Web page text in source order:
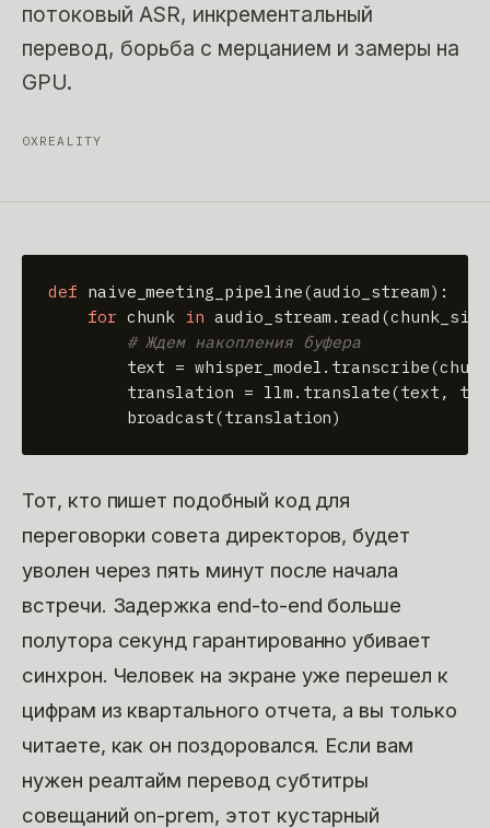
потоковый ASR, инкрементальный
перевод, борьба с мерцанием и замеры на
GPU.
0XREALITY
def naive_meeting_pipeline(audio_stream):
for chunk in
# Ждем накопления буфера
text =
translation = llm.translate(text,
        broadcast(translation)
Тот, кто пишет подобный код для
переговорки совета директоров, будет
уволен через пять минут после начала
встречи. Задержка end-to-end больше
полутора секунд гарантированно убивает
синхрон. Человек на экране уже перешел к
цифрам из квартального отчета, а вы только
читаете, как он поздоровался. Если вам
нужен реалтайм перевод субтитры
совещаний on-prem, этот кустарный